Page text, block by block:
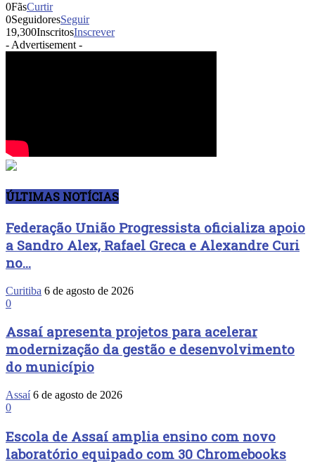
0FãsCurtir
0SeguidoresSeguir
19,300InscritosInscrever
- Advertisement -
ÚLTIMAS NOTÍCIAS
Federação União Progressista oficializa apoio
a Sandro Alex, Rafael Greca e Alexandre Curi
no...
Curitiba 6 de agosto de 2026
0
Assaí apresenta projetos para acelerar
modernização da gestão e desenvolvimento
do município
Assaí 6 de agosto de 2026
0
Escola de Assaí amplia ensino com novo
laboratório equipado com 30 Chromebooks